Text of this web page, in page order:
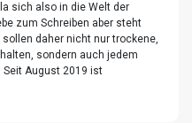
sich also in die Welt der
zum Schreiben aber steht
daher nicht nur trockene,
sondern auch jedem
Seit August 2019 ist